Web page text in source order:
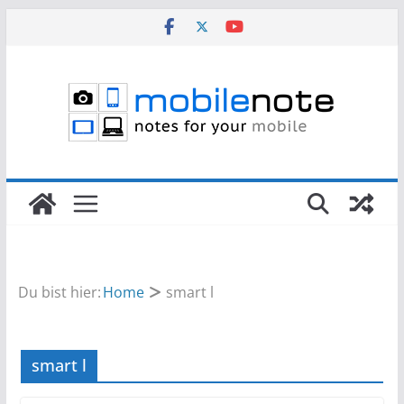
Du bist hier:Home smart l
smart l